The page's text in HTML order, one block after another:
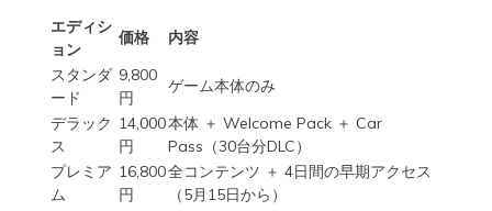
エディシ
ョン
価格
内容
スタンダ
ード
9,800
円
ゲーム本体のみ
デラック
ス
14,000
円
本体 ＋ Welcome Pack ＋ Car
Pass（30台分DLC）
プレミア
ム
16,800
円
全コンテンツ ＋ 4日間の早期アクセス
（5月15日から）